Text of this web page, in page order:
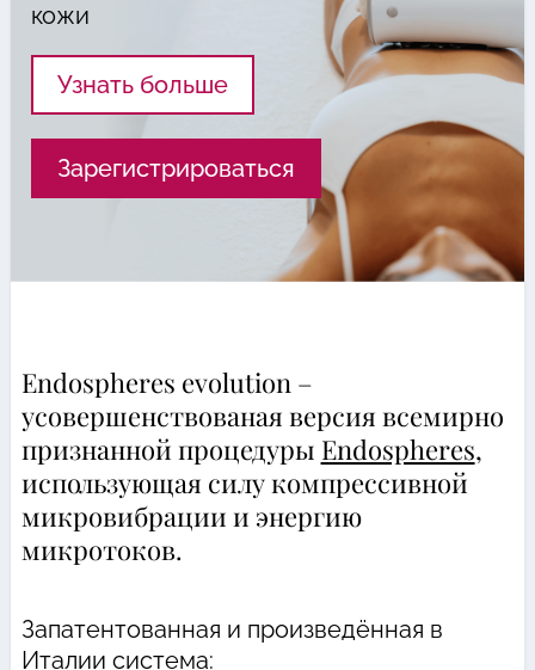
кожи
Узнать больше
Зарегистрироваться
Endospheres evolution –
усовершенствованая версия всемирно
признанной процедуры Endospheres,
использующая силу компрессивной
микровибрации и энергию
микротоков.
Запатентованная и произведённая в
Италии система: